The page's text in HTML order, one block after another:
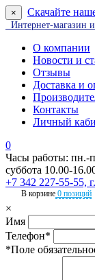
× Скачайте
Интернет-магазин
О компании
Новости и
Отзывы
Доставка и
Контакты
Личный
0
Часы работы: пн.-
суббота 10.00-
+7 342 227-55-55,
В корзине 0 позиций
×
Имя
Телефон*
*Поле